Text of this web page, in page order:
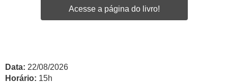
Acesse a página do livro!
Data: 22/08/2026
Horário: 15h